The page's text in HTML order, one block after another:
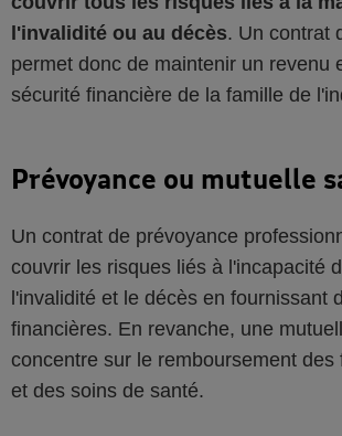
l'invalidité ou au décès. Un contrat
permet donc de maintenir un revenu
sécurité financière de la famille de
Prévoyance ou mutuelle
Un contrat de prévoyance
couvrir les risques liés à l'incapacité
l'invalidité et le décès en fournissant
financières. En revanche, une
concentre sur le remboursement des
et des soins de santé.